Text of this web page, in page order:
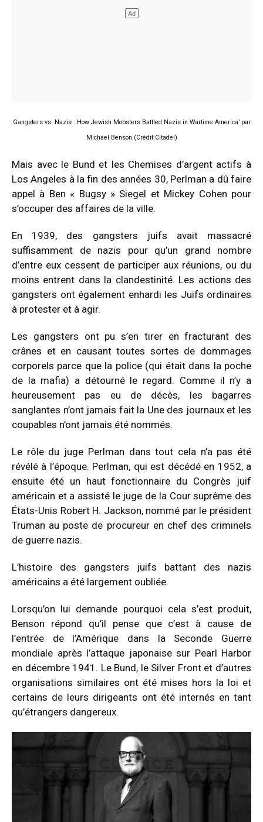
Gangsters vs. Nazis : How Jewish Mobsters Battled Nazis in Wartime America’ par
Michael Benson.(Crédit:Citadel)
Mais avec le Bund et les Chemises d’argent actifs à
Los Angeles à la fin des années 30, Perlman a dû faire
appel à Ben « Bugsy » Siegel et Mickey Cohen pour
s’occuper des affaires de la ville.
En 1939, des gangsters juifs avait massacré
suffisamment de nazis pour qu’un grand nombre
d’entre eux cessent de participer aux réunions, ou du
moins entrent dans la clandestinité. Les actions des
gangsters ont également enhardi les Juifs ordinaires
à protester et à agir.
Les gangsters ont pu s’en tirer en fracturant des
crânes et en causant toutes sortes de dommages
corporels parce que la police (qui était dans la poche
de la mafia) a détourné le regard. Comme il n’y a
heureusement pas eu de décès, les bagarres
sanglantes n’ont jamais fait la Une des journaux et les
coupables n’ont jamais été nommés.
Le rôle du juge Perlman dans tout cela n’a pas été
révélé à l’époque. Perlman, qui est décédé en 1952, a
ensuite été un haut fonctionnaire du Congrès juif
américain et a assisté le juge de la Cour suprême des
États-Unis Robert H. Jackson, nommé par le président
Truman au poste de procureur en chef des criminels
de guerre nazis.
L’histoire des gangsters juifs battant des nazis
américains a été largement oubliée.
Lorsqu’on lui demande pourquoi cela s’est produit,
Benson répond qu’il pense que c’est à cause de
l’entrée de l’Amérique dans la Seconde Guerre
mondiale après l’attaque japonaise sur Pearl Harbor
en décembre 1941. Le Bund, le Silver Front et d’autres
organisations similaires ont été mises hors la loi et
certains de leurs dirigeants ont été internés en tant
qu’étrangers dangereux.